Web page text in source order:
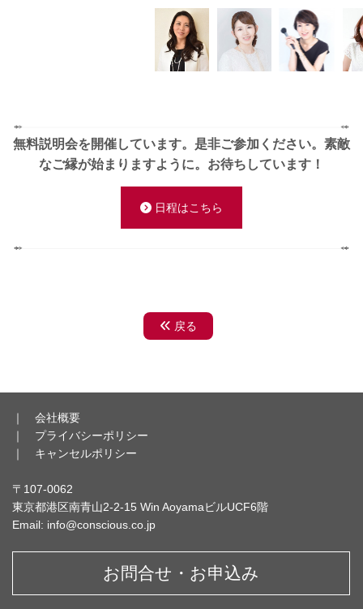
食障がいを患っていました。
自分を好きになれず、人と関わることも苦手で自分に自信が持
てないという日々の中で、自分なりにメイクの力で気持ちに変
化が起きることを感じていたことから、自分と同じように見た
の仕事をしたり、心理学を学んだりといろいろ模索していたと
ころ42歳で岩井式メイクセラピーの存在を知り「これだ！」と
思って、養成講座を受講しました。
【受講後の自分 現在の活動状況】
岩井式メイクセラピーは理論だけでなく、実際に多くの女性を
そして、新たに昨年「対人スキルトレーナー養成講座」を受講
ト」という自分が本当にやりたい道を見つけ、思いきって結婚
相談所を立ち上げました。
【今後の夢や目標、想いなど】
活かして「ラブラブな夫婦」を増やしていくこと。
ラブラブな夫婦が増えれば子育てや夫婦関係に苦しむ人が減っ
婚活＆続婚コンサルタントとして社会に貢献できるようになり
たいと考えています。
結美子先生は、資格取得で終わらせず、その先に沢山の可能性
無料説明会を開催しています。是非ご参加ください。 素敵
なご縁が始まりますように。お待ちしています！
日程はこちら
戻る
｜会社概要
｜ プライバシーポリシー
｜ キャンセルポリシー
〒107-0062
東京都港区南青山2-2-15 Win AoyamaビルUCF6階
Email: info@conscious.co.jp
お問合せ・お申込み